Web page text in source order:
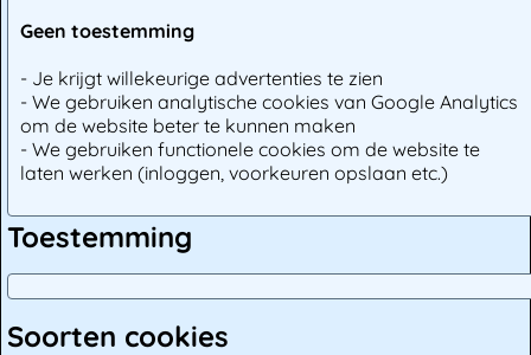
Geen toestemming
- Je krijgt willekeurige advertenties te zien
- We gebruiken analytische cookies van Google Analytics
om de website beter te kunnen maken
- We gebruiken functionele cookies om de website te
laten werken (inloggen, voorkeuren opslaan etc.)
Toestemming
Soorten cookies